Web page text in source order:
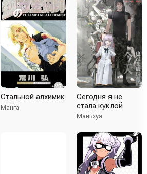
Стальной алхимик
Манга
Сегодня я не
стала куклой
Маньхуа